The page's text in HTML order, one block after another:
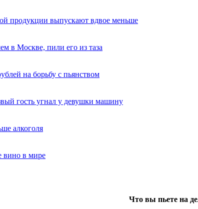
продукции выпускают вдвое меньше
в Москве, пили его из таза
на борьбу с пьянством
гость угнал у девушки машину
алкоголя
вино в мире
Что вы пьете на